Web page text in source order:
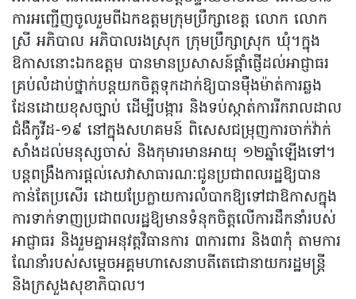
ការអញ្ជើញចូលរួមពីឯកឧត្តមក្រុមប្រឹក្សាខេត្ត លោក លោក
ស្រី អភិបាល អភិបាលរងស្រុក ក្រុមប្រឹក្សាស្រុក ឃុំ។ក្នុង
ឱកាសនោះឯកឧត្តម បានមានប្រសាសន៍ផ្តាំផ្ញើដល់អាជ្ញាធរ
គ្រប់លំដាប់ថ្នាក់បន្តយកចិត្តទុកដាក់ឱ្យបានម៉ឺងម៉ាត់ការឆ្លង
ដែនដោយខុសច្បាប់ ដើម្បីបង្ការ និងទប់ស្កាត់ការរីករាលដាល
ជំងឺកូវីដ-១៩ នៅក្នុងសហគមន៍ ពិសេសជម្រុញការចាក់វ៉ាក់
សាំងដល់មនុស្សចាស់ និងកុមារមានអាយុ ១២ឆ្នាំឡើងទៅ។
បន្តពង្រឹងការផ្តល់សេវាសាធារណៈជូនប្រជាពលរដ្ឋឱ្យបាន
កាន់តែប្រសើរ ដោយប្រែក្លាយការលំបាកឱ្យទៅជាឱកាសក្នុង
ការទាក់ទាញប្រជាពលរដ្ឋឱ្យមានទំនុកចិត្តលើការដឹកនាំរបស់
អាជ្ញាធរ និងរួមគ្នាអនុវត្តវិធានការ ៣ការពារ និង៣កុំ តាមការ
ណែនាំរបស់សម្តេចអគ្គមហាសេនាបតីតេជោនាយករដ្ឋមន្ត្រី
និងក្រសួងសុខាភិបាល។